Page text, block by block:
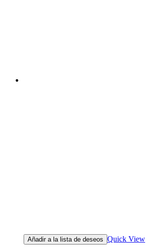
Añadir a la lista de deseos Quick View